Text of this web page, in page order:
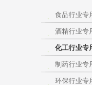
不锈钢自
热烈庆祝
食品行业专
酒精行业专
化工行业专
制药行业专
环保行业专